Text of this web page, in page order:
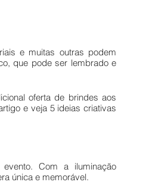
e muitas outras podem
que pode ser lembrado e
oferta de brindes aos
e veja 5 ideias criativas
Com a iluminação
única e memorável.